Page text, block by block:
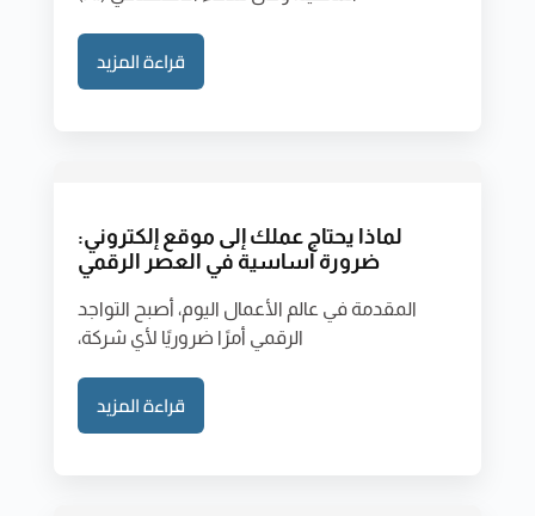
قراءة المزيد
لماذا يحتاج عملك إلى موقع إلكتروني:
ضرورة أساسية في العصر الرقمي
المقدمة في عالم الأعمال اليوم، أصبح التواجد
الرقمي أمرًا ضروريًا لأي شركة،
قراءة المزيد